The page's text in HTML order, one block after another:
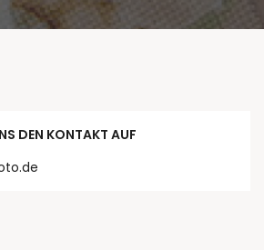
DEN KONTAKT AUF